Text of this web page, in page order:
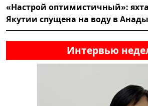
«Настрой оптимистичный»:
Якутии спущена на воду в
Интервью